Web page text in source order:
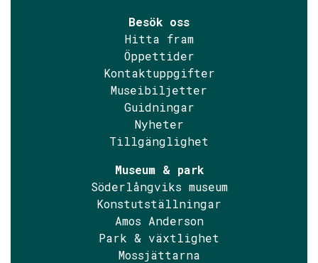
Besök oss
Hitta fram
Öppettider
Kontaktuppgifter
Museibiljetter
Guidningar
Nyheter
Tillgänglighet
Museum & park
Söderlångviks museum
Konstutställningar
Amos Anderson
Park & växtlighet
Mossjättarna